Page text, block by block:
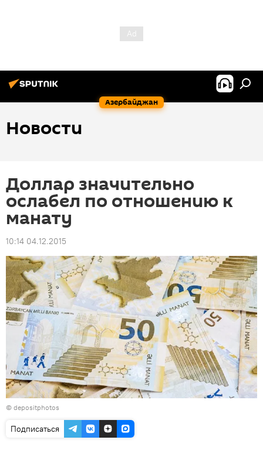
Азербайджан
Новости
Доллар значительно
ослабел по отношению к
манату
10:14 04.12.2015
© depositphotos
Подписаться